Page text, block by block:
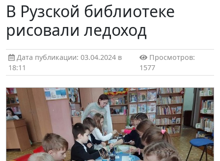
В Рузской библиотеке
рисовали ледоход
Дата публикации: 03.04.2024 в
18:11
Просмотров:
1577